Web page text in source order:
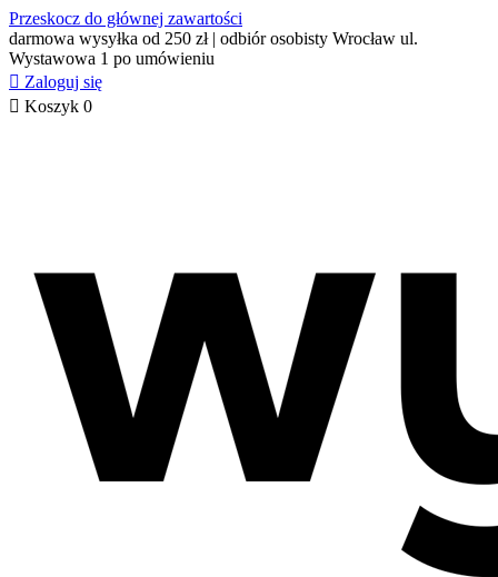
Przeskocz do głównej zawartości
darmowa wysyłka od 250 zł | odbiór osobisty Wrocław ul.
Wystawowa 1 po umówieniu
 Zaloguj się
 Koszyk 0